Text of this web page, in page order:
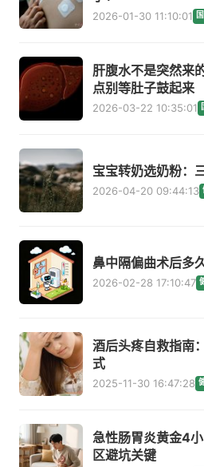
2026-01-30 11:10:01
肝腹水不是突然来
点别等肚子鼓起来
2026-03-22 10:35:01
宝宝转奶选奶粉：
2026-04-20 09:44:13
鼻中隔偏曲术后多
2026-02-28 17:10:47
酒后头疼自救指南
式
2025-11-30 16:47:28
急性肠胃炎黄金4
区避坑关键